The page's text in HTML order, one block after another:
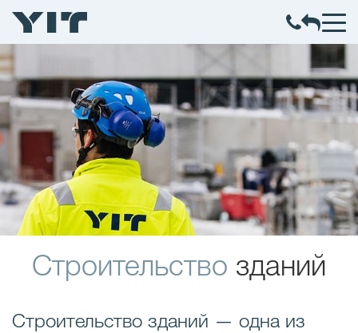
Строительство зданий
Строительство зданий — одна из